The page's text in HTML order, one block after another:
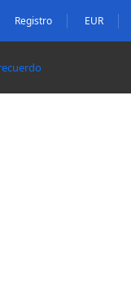
Registro EUR